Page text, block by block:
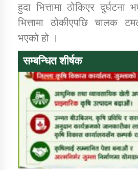
कार्यक्रम कार्यान्वयन
कर्णाली प्राविधि
हुदा भित्तामा ठोकिएर
भित्तामा ठोकीएपछि चालक
भएको हो ।
सम्बन्धित शीर्षक